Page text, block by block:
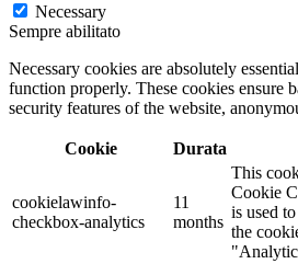
Necessary
Sempre abilitato
Necessary cookies are absolutely
function properly. These cookies ensure
security features of the website,
Cookie Durata
cookielawinfo-
checkbox-analytics
11
months
This
Cookie
is used
the